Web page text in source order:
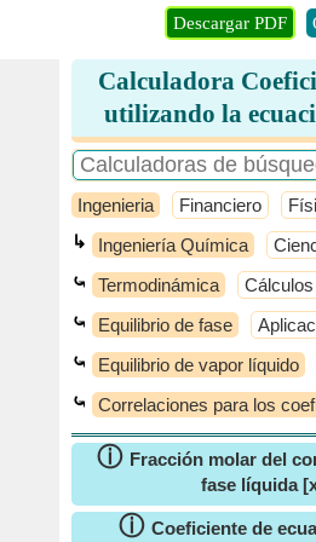
Descargar PDF
Calculadora
utilizando la
Ingenieria Financiero
↳ Ingeniería Química
⤿ Termodinámica
⤿ Equilibrio de fase
⤿ Equilibrio de vapor líquido
⤿ Correlaciones para los
ⓘ Fracción molar del
fase líquida
ⓘ Coeficiente de